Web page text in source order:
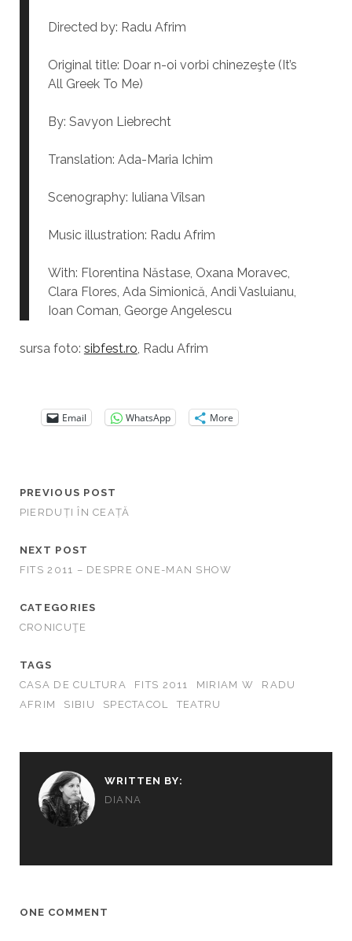
Directed by: Radu Afrim
Original title: Doar n-oi vorbi chinezeşte (It’s
All Greek To Me)
By: Savyon Liebrecht
Translation: Ada-Maria Ichim
Scenography: Iuliana Vîlsan
Music illustration: Radu Afrim
With: Florentina Năstase, Oxana Moravec,
Clara Flores, Ada Simionică, Andi Vasluianu,
Ioan Coman, George Angelescu
sursa foto: sibfest.ro, Radu Afrim
Email WhatsApp More
PREVIOUS POST
PIERDUȚI ÎN CEAȚĂ
NEXT POST
FITS 2011 – DESPRE ONE-MAN SHOW
CATEGORIES
CRONICUŢE
TAGS
CASA DE CULTURA
FITS 2011 MIRIAM W
RADU
AFRIM
SIBIU SPECTACOL TEATRU
WRITTEN BY:
DIANA
ONE COMMENT